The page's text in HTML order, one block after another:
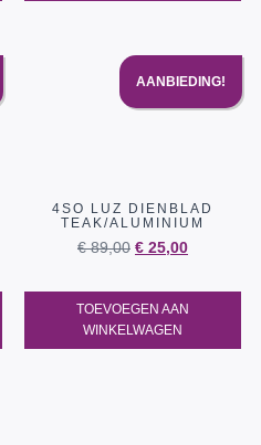
AANBIEDING!
4SO LUZ DIENBLAD
TEAK/ALUMINIUM
€89,00 € 25,00
TOEVOEGEN AAN
WINKELWAGEN